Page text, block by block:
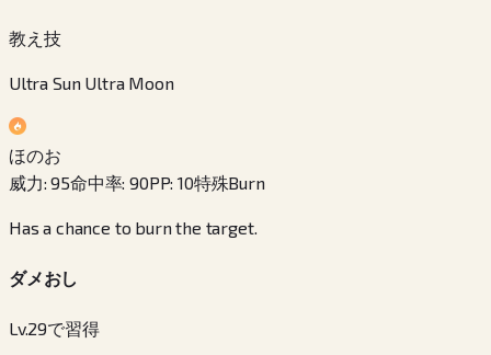
教え技
Ultra Sun Ultra Moon
ほのお
威力:95命中率:90PP:10特殊Burn
Has a chance to burn the target.
ダメおし
Lv.29で習得